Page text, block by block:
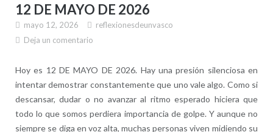
12 DE MAYO DE 2026
mayo 12, 2026
reflexionesdeunvasco
Deja un comentario
Hoy es 12 DE MAYO DE 2026. Hay una presión silenciosa en
intentar demostrar constantemente que uno vale algo. Como si
descansar, dudar o no avanzar al ritmo esperado hiciera que
todo lo que somos perdiera importancia de golpe. Y aunque no
siempre se diga en voz alta, muchas personas viven midiendo su